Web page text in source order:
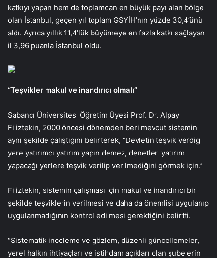
katkıyı yapan hem de toplamdan en büyük payı alan bölge
olan İstanbul, geçen yıl toplam GSYİH’nın yüzde 30,4’ünü
aldı. Ayrıca yıllık 11,4’lük büyümeye en fazla katkı sağlayan
il 3,96 puanla İstanbul oldu.
“Teşvikler makul ve inandırıcı olmalı”
Sabancı Üniversitesi Öğretim Üyesi Prof. Dr. Alpay
Filiztekin, 2000 öncesi dönemden beri mevcut sistemin
aynı şekilde çalıştığını belirterek, “Devletin teşvik verdiği
yere yatırımcı yatırım yapın demez, denetler. yatırım
yapacağı yerlere teşvik verilip verilmediğini görmek için.”
Filiztekin, sistemin çalışması için makul ve inandırıcı bir
şekilde teşviklerin verilmesi ve daha da önemlisi uygulanıp
uygulanmadığının kontrol edilmesi gerektiğini belirtti.
“Sistematik inceleme ve gözlem, düzenli güncellemeler,
yerel halkın ihtiyaçları ve istihdam açıkları olan şubelerin